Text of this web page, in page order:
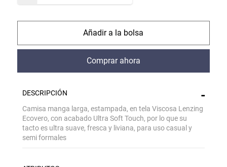
comprar
comprar
DESCRIPCIÓN
Camisa manga larga, estampada, en tela Viscosa Lenzing
Ecovero, con acabado Ultra Soft Touch, por lo que su
tacto es ultra suave, fresca y liviana, para uso casual y
semi formales